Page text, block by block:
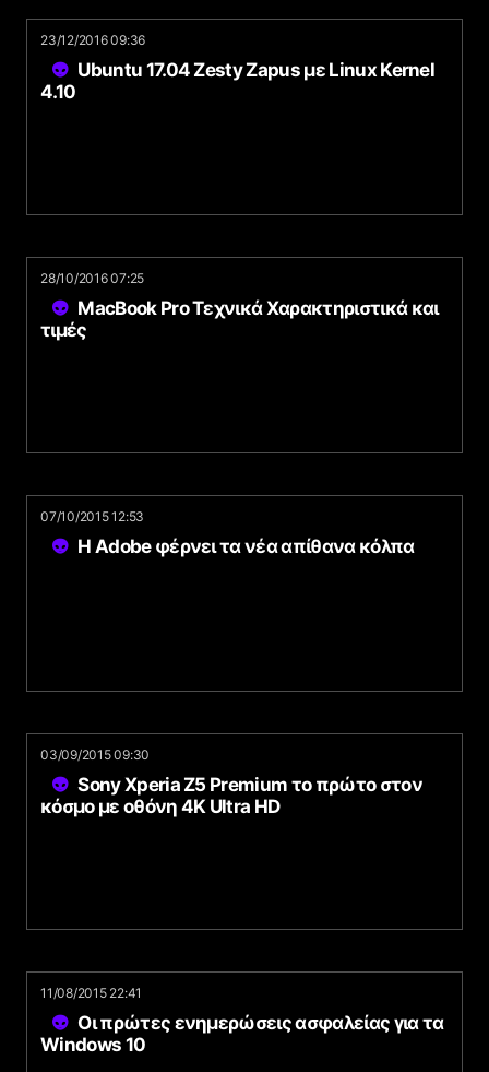
23/12/2016 09:36
Ubuntu 17.04 Zesty Zapus με Linux Kernel
4.10
28/10/2016 07:25
MacBook Pro Τεχνικά Χαρακτηριστικά και
τιμές
07/10/2015 12:53
Η Adobe φέρνει τα νέα απίθανα κόλπα
03/09/2015 09:30
Sony Xperia Z5 Premium το πρώτο στον
κόσμο με οθόνη 4K Ultra HD
11/08/2015 22:41
Οι πρώτες ενημερώσεις ασφαλείας για τα
Windows 10